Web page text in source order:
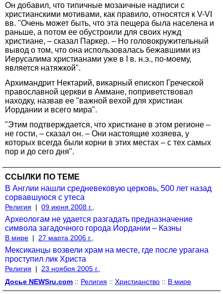
Он добавил, что типичные мозаичные надписи с
христианскими мотивами, как правило, относятся к V-VI
вв. "Очень может быть, что эта пещера была населена и
раньше, а потом ее обустроили для своих нужд
христиане, – сказал Паркер. – Но головокружительный
вывод о том, что она использовалась бежавшими из
Иерусалима христианами уже в I в. н.э., по-моему,
является натяжкой".
Архимандрит Нектарий, викарный епископ Греческой
православной церкви в Аммане, поприветствовал
находку, назвав ее "важной вехой для христиан
Иордании и всего мира".
"Этим подтверждается, что христиане в этом регионе –
не гости, – сказал он. – Они настоящие хозяева, у
которых всегда были корни в этих местах – с тех самых
пор и до сего дня".
ССЫЛКИ ПО ТЕМЕ
В Англии нашли средневековую церковь, 500 лет назад
сорвавшуюся с утеса
Религия | 09 июня 2008 г.,
Археологам не удается разгадать предназначение
символа загадочного города Иордании – Казны
В мире | 27 марта 2006 г.,
Мексиканцы возвели храм на месте, где после урагана
проступил лик Христа
Религия |
23 ноября 2005 г.,
Досье NEWSru.com :: Религия :: Христианство :: В мире